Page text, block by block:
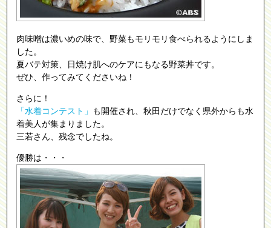
肉味噌は濃いめの味で、野菜もモリモリ食べられるようにしま
した。
夏バテ対策、日焼け肌へのケアにもなる野菜丼です。
ぜひ、作ってみてくださいね！
さらに！
「水着コンテスト」
も開催され、秋田だけでなく県外からも水
着美人が集まりました。
三若さん、残念でしたね。
優勝は・・・